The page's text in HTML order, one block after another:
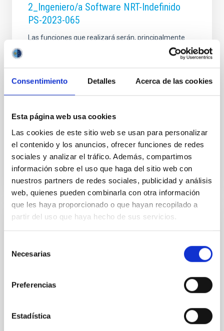
Consentimiento Detalles Acerca de las cookies
Esta página web usa cookies
Las cookies de este sitio web se usan para personalizar
el contenido y los anuncios, ofrecer funciones de redes
sociales y analizar el tráfico. Además, compartimos
información sobre el uso que haga del sitio web con
nuestros partners de redes sociales, publicidad y análisis
web, quienes pueden combinarla con otra información
que les haya proporcionado o que hayan recopilado a
partir del uso que haya hecho de sus servicios.
Necesarias
Preferencias
Estadística
2_Ingeniero/a Software NRT-Indefinido
PS-2023-065
Las funciones que realizará serán, principalmente
entre otras: • Participación en la definición de los
subsistemas del telescopio. • Definición de la
arquitectura de software de alto nivel. • Definición de
Fecha de publicación
21/09/2023
Plazo de presentación hasta el
13/10/2023
Resuelto
CONTRATO INDEFINIDO
2023-054
LiteBIRD comprometidas por el IAC con el consorcio
telescopios de media y alta frecuencia (MHFT).